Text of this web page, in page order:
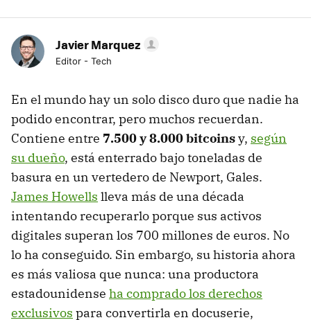
Javier Marquez
Editor - Tech
En el mundo hay un solo disco duro que nadie ha
podido encontrar, pero muchos recuerdan.
Contiene entre 7.500 y 8.000 bitcoinsy, según
su dueño, está enterrado bajo toneladas de
basura en un vertedero de Newport, Gales.
James Howells lleva más de una década
intentando recuperarlo porque sus activos
digitales superan los 700 millones de euros. No
lo ha conseguido. Sin embargo, su historia ahora
es más valiosa que nunca: una productora
estadounidense ha comprado los derechos
exclusivos para convertirla en docuserie,